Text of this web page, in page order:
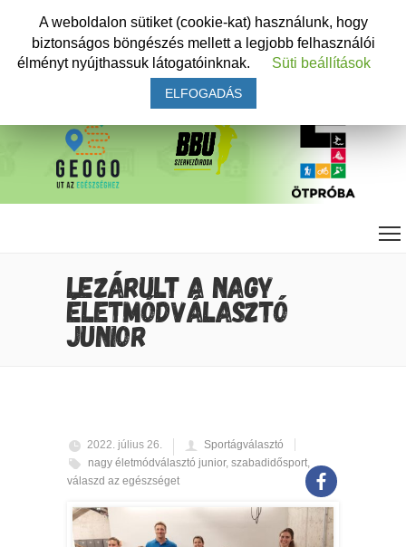
LEZÁRULT A NAGY
ÉLETMÓDVÁLASZTÓ
JUNIOR
2022. július 26.
Sportágválasztó
nagy életmódválasztó junior, szabadidősport,
válaszd az egészséget
A weboldalon sütiket (cookie-kat) használunk, hogy
biztonságos böngészés mellett a legjobb felhasználói
élményt nyújthassuk látogatóinknak.
Süti beállítások
ELFOGADÁS